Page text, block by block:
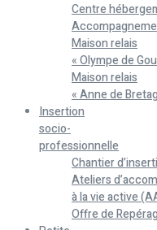
Centre
Maison relais
« Olympe de
Maison relais
« Anne de
Insertion
socio-
professionnelle
Chantier
Ateliers
à la vie active
Offre de